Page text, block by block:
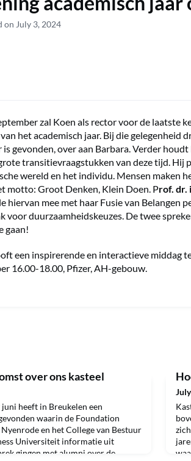
on July 3, 2024
zal Koen als rector voor de laatste
het academisch jaar. Bij die gelegenheid
is gevonden, over aan Barbara. Verder houdt
transitievraagstukken van deze tijd. Hij
wereld en het individu. Mensen maken
motto: Groot Denken, Klein Doen. Prof. dr.
hiervan mee met haar Fusie van Belangen
voor duurzaamheidskeuzes. De twee
gaan!
een inspirerende en interactieve middag
16.00-18.00, Pfizer, AH-gebouw.
over ons kasteel
heeft in Breukelen een
waarin de Foundation
en het College van Bestuur
Universiteit informatie uit
gingen met alumni over de